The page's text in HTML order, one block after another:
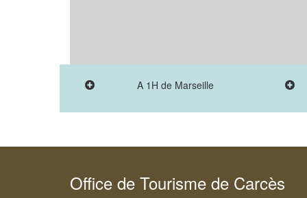
A 1H de Marseille
Office de Tourisme de Carcès